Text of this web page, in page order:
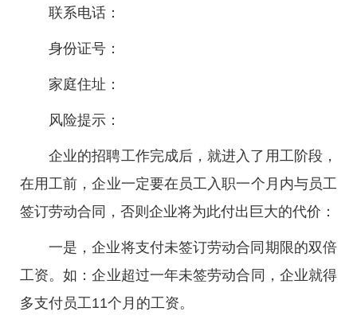
联系电话：
身份证号：
家庭住址：
风险提示：
企业的招聘工作完成后，就进入了用工阶段，
在用工前，企业一定要在员工入职一个月内与员工
签订劳动合同，否则企业将为此付出巨大的代价：
一是，企业将支付未签订劳动合同期限的双倍
工资。如：企业超过一年未签劳动合同，企业就得
多支付员工11个月的工资。